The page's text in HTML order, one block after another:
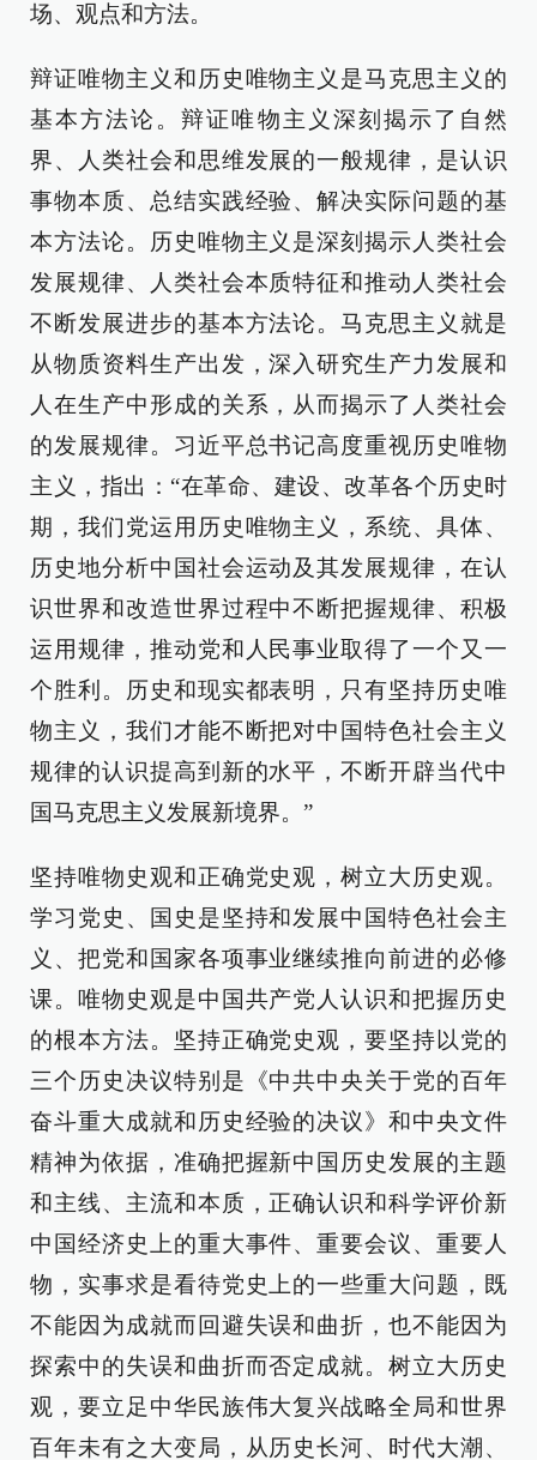
场、观点和方法。
辩证唯物主义和历史唯物主义是马克思主义的
基本方法论。辩证唯物主义深刻揭示了自然
界、人类社会和思维发展的一般规律，是认识
事物本质、总结实践经验、解决实际问题的基
本方法论。历史唯物主义是深刻揭示人类社会
发展规律、人类社会本质特征和推动人类社会
不断发展进步的基本方法论。马克思主义就是
从物质资料生产出发，深入研究生产力发展和
人在生产中形成的关系，从而揭示了人类社会
的发展规律。习近平总书记高度重视历史唯物
主义，指出：“在革命、建设、改革各个历史时
期，我们党运用历史唯物主义，系统、具体、
历史地分析中国社会运动及其发展规律，在认
识世界和改造世界过程中不断把握规律、积极
运用规律，推动党和人民事业取得了一个又一
个胜利。历史和现实都表明，只有坚持历史唯
物主义，我们才能不断把对中国特色社会主义
规律的认识提高到新的水平，不断开辟当代中
国马克思主义发展新境界。”
坚持唯物史观和正确党史观，树立大历史观。
学习党史、国史是坚持和发展中国特色社会主
义、把党和国家各项事业继续推向前进的必修
课。唯物史观是中国共产党人认识和把握历史
的根本方法。坚持正确党史观，要坚持以党的
三个历史决议特别是《中共中央关于党的百年
奋斗重大成就和历史经验的决议》和中央文件
精神为依据，准确把握新中国历史发展的主题
和主线、主流和本质，正确认识和科学评价新
中国经济史上的重大事件、重要会议、重要人
物，实事求是看待党史上的一些重大问题，既
不能因为成就而回避失误和曲折，也不能因为
探索中的失误和曲折而否定成就。树立大历史
观，要立足中华民族伟大复兴战略全局和世界
百年未有之大变局，从历史长河、时代大潮、